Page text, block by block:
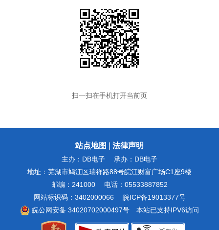
扫一扫在手机打开当前页
站点地图 法律声明
主办：DB电子
承办：DB电子
地址：芜湖市鸠江区瑞祥路88号皖江财富广场C1座9楼
邮编：241000
电话：05533887852
网站标识码：3402000066
皖ICP备19013377号
皖公网安备 34020702000497号
本站已支持IPV6访问